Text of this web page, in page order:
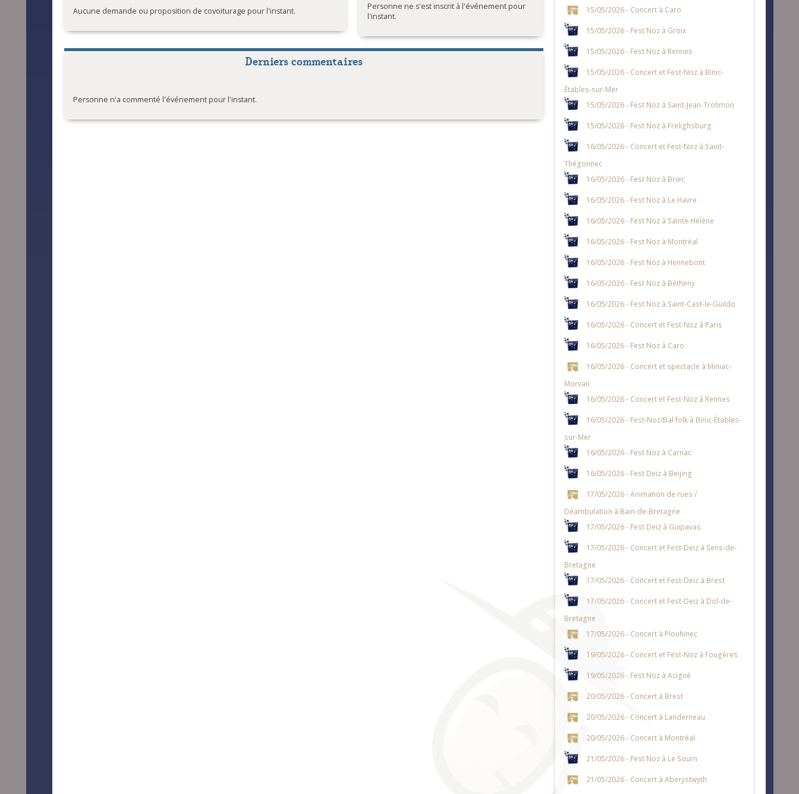
Aucune demande ou proposition de covoiturage pour l'instant.
Personne ne s'est inscrit à l'événement pour
l'instant.
Derniers commentaires
Personne n'a commenté l'événement pour l'instant.
15/05/2026 - Concert à Caro
15/05/2026 - Fest Noz à Groix
15/05/2026 - Fest Noz à Rennes
15/05/2026 - Concert et Fest-Noz à Binic-
Étables-sur-Mer
15/05/2026 - Fest Noz à Saint-Jean-Trolimon
15/05/2026 - Fest Noz à Frelighsburg
16/05/2026 - Concert et Fest-Noz à Saint-
Thégonnec
16/05/2026 - Fest Noz à Briec
16/05/2026 - Fest Noz à Le Havre
16/05/2026 - Fest Noz à Sainte-Hélène
16/05/2026 - Fest Noz à Montréal
16/05/2026 - Fest Noz à Hennebont
16/05/2026 - Fest Noz à Bétheny
16/05/2026 - Fest Noz à Saint-Cast-le-Guildo
16/05/2026 - Concert et Fest-Noz à Paris
16/05/2026 - Fest Noz à Caro
16/05/2026 - Concert et spectacle à Miniac-
Morvan
16/05/2026 - Concert et Fest-Noz à Rennes
16/05/2026 - Fest-Noz/Bal folk à Binic-Étables-
sur-Mer
16/05/2026 - Fest Noz à Carnac
16/05/2026 - Fest Deiz à Beijing
17/05/2026 - Animation de rues /
Déambulation à Bain-de-Bretagne
17/05/2026 - Fest Deiz à Guipavas
17/05/2026 - Concert et Fest-Deiz à Sens-de-
Bretagne
17/05/2026 - Concert et Fest-Deiz à Brest
17/05/2026 - Concert et Fest-Deiz à Dol-de-
Bretagne
17/05/2026 - Concert à Plouhinec
19/05/2026 - Concert et Fest-Noz à Fougères
19/05/2026 - Fest Noz à Acigné
20/05/2026 - Concert à Brest
20/05/2026 - Concert à Landerneau
20/05/2026 - Concert à Montréal
21/05/2026 - Fest Noz à Le Sourn
21/05/2026 - Concert à Aberystwyth